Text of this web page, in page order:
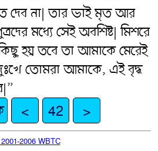
দেব না| তার ভাই মৃত আর
মধ্যে সেই অবশিষ্ট| মিশরে
হয় তবে তা আমাকে মেরেই
তোমরা আমাকে, এই বৃদ্ধ
< 42 >
2006 WBTC